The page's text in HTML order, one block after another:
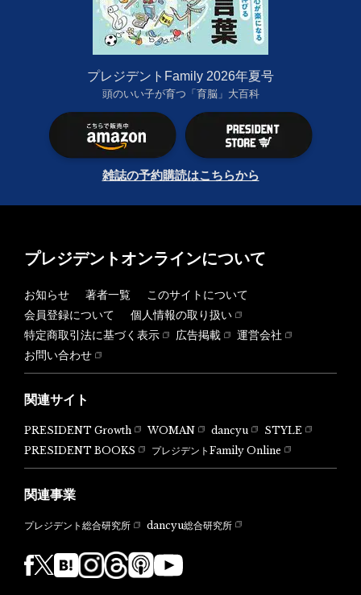
プレジデントFamily 2026年夏号
頭のいい子が育つ「育脳」大百科
雑誌の予約購読はこちらから
プレジデントオンラインについて
お知らせ 著者一覧
このサイトについて
会員登録について
個人情報の取り扱い
特定商取引法に基づく表示
広告掲載
運営会社
お問い合わせ
関連サイト
PRESIDENT Growth WOMAN dancyu
STYLE
PRESIDENT BOOKS
プレジデントFamily Online
関連事業
プレジデント総合研究所 dancyu総合研究所